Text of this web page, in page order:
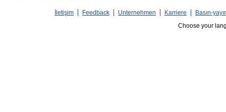
İletişim Feedback Unternehmen Karriere
Basın-
Choose your